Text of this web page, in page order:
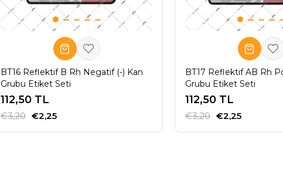
BT16 Reflektif B Rh Negatif (-) Kan
Grubu Etiket Seti
112,50 TL
€2,25
€3,20
BT17 Reflektif AB Rh
Grubu Etiket Seti
112,50 TL
€2,25
€3,20